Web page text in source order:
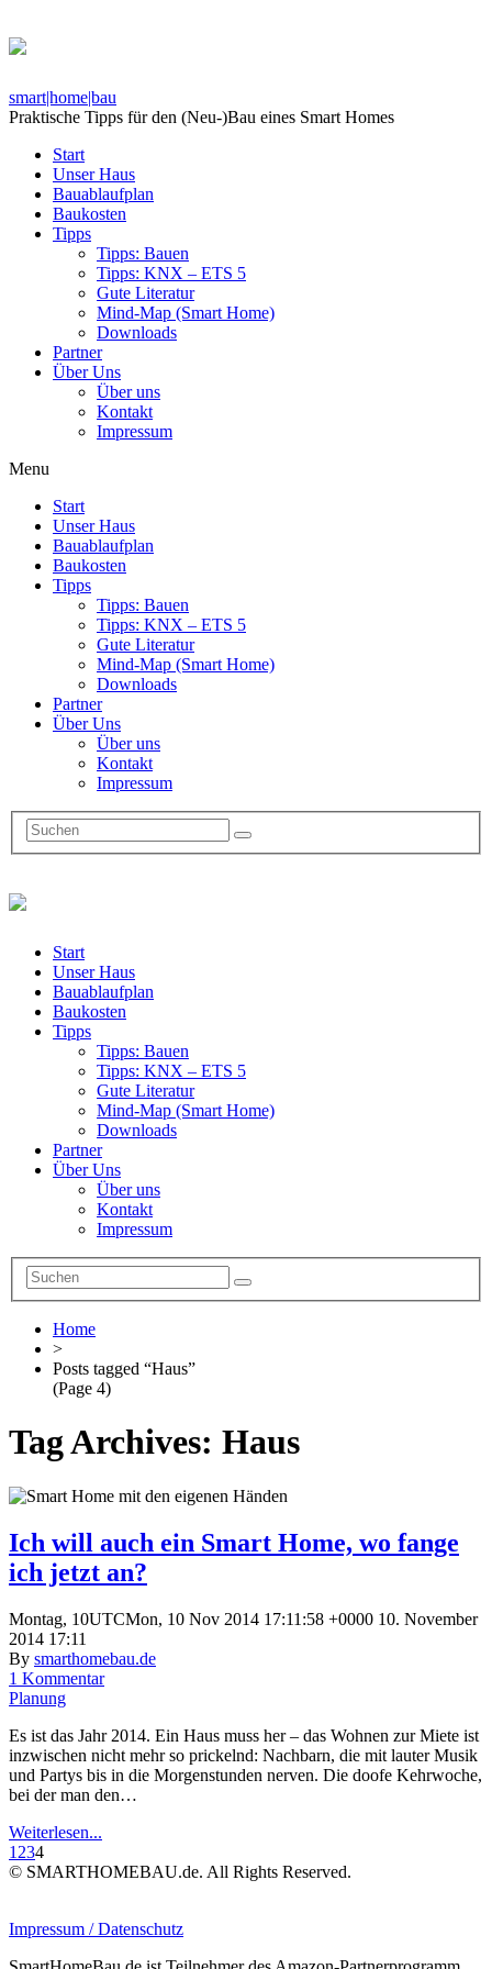
smart|home|bau
Praktische Tipps für den (Neu-)Bau eines Smart Homes
Start
Unser Haus
Bauablaufplan
Baukosten
Tipps
Tipps: Bauen
Tipps: KNX – ETS 5
Gute Literatur
Mind-Map (Smart Home)
Downloads
Partner
Über Uns
Über uns
Kontakt
Impressum
Menu
Start
Unser Haus
Bauablaufplan
Baukosten
Tipps
Tipps: Bauen
Tipps: KNX – ETS 5
Gute Literatur
Mind-Map (Smart Home)
Downloads
Partner
Über Uns
Über uns
Kontakt
Impressum
Start
Unser Haus
Bauablaufplan
Baukosten
Tipps
Tipps: Bauen
Tipps: KNX – ETS 5
Gute Literatur
Mind-Map (Smart Home)
Downloads
Partner
Über Uns
Über uns
Kontakt
Impressum
Home
>
Posts tagged “Haus”
(Page 4)
Tag Archives: Haus
Ich will auch ein Smart Home, wo fange
ich jetzt an?
Montag, 10UTCMon, 10 Nov 2014 17:11:58 +0000 10. November
2014 17:11
By smarthomebau.de
1 Kommentar
Planung
Es ist das Jahr 2014. Ein Haus muss her – das Wohnen zur Miete ist
inzwischen nicht mehr so prickelnd: Nachbarn, die mit lauter Musik
und Partys bis in die Morgenstunden nerven. Die doofe Kehrwoche,
bei der man den…
Weiterlesen...
1 234
© SMARTHOMEBAU.de. All Rights Reserved.
Impressum / Datenschutz